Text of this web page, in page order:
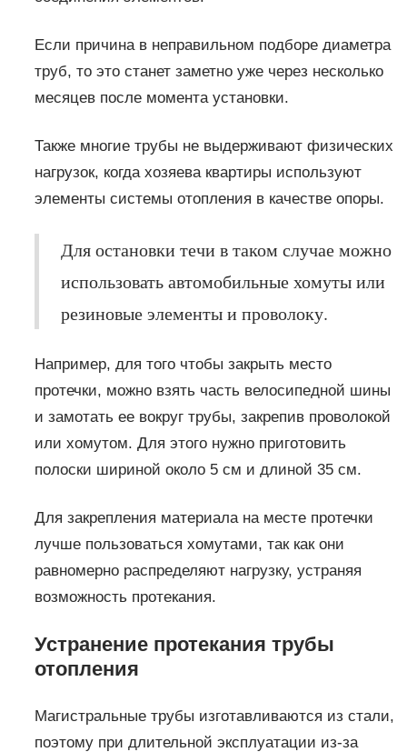
Если причина в неправильном подборе диаметра
труб, то это станет заметно уже через несколько
месяцев после момента установки.
Также многие трубы не выдерживают физических
нагрузок, когда хозяева квартиры используют
элементы системы отопления в качестве опоры.
Для остановки течи в таком случае можно
использовать автомобильные хомуты или
резиновые элементы и проволоку.
Например, для того чтобы закрыть место
протечки, можно взять часть велосипедной шины
и замотать ее вокруг трубы, закрепив проволокой
или хомутом. Для этого нужно приготовить
полоски шириной около 5 см и длиной 35 см.
Для закрепления материала на месте протечки
лучше пользоваться хомутами, так как они
равномерно распределяют нагрузку, устраняя
возможность протекания.
Устранение протекания трубы
отопления
Магистральные трубы изготавливаются из стали,
поэтому при длительной эксплуатации из-за